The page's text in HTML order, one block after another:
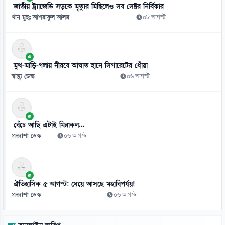
জাতীয় ট্র্যাজেডি সড়কে মৃত্যুর মিছিলেও সব সেক্টর নির্বিকার
খান মুহঃ আশরাফুল আলম ০৮ আগস্ট
মুখ-মাড়ি-গলায় নীরবে আঘাত হানে সিগারেটের ধোঁয়া
স্বাস্থ্য ডেস্ক ০৬ আগস্ট
বেঁচে আছি এটাই মিরাকল...
প্রত্যাশা ডেস্ক ০৬ আগস্ট
ঐতিহাসিক ৫ আগস্ট: ধেয়ে আসছে মহাবিপর্যয়!
প্রত্যাশা ডেস্ক ০৬ আগস্ট